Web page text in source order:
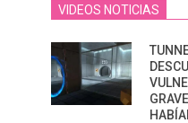
VIDEOS NOTICIAS